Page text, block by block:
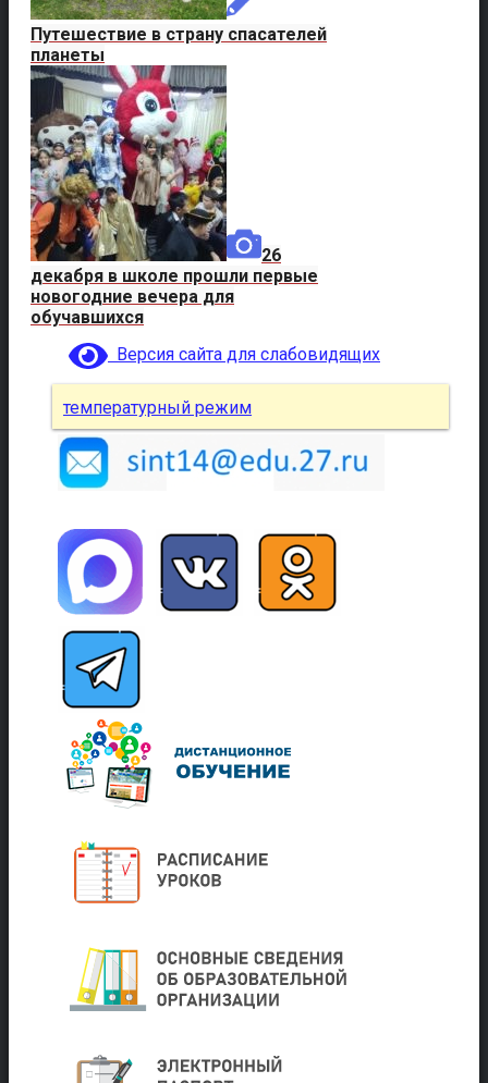
Путешествие в страну спасателей
планеты
26
декабря в школе прошли первые
новогодние вечера для
обучавшихся
Версия сайта для слабовидящих
температурный режим